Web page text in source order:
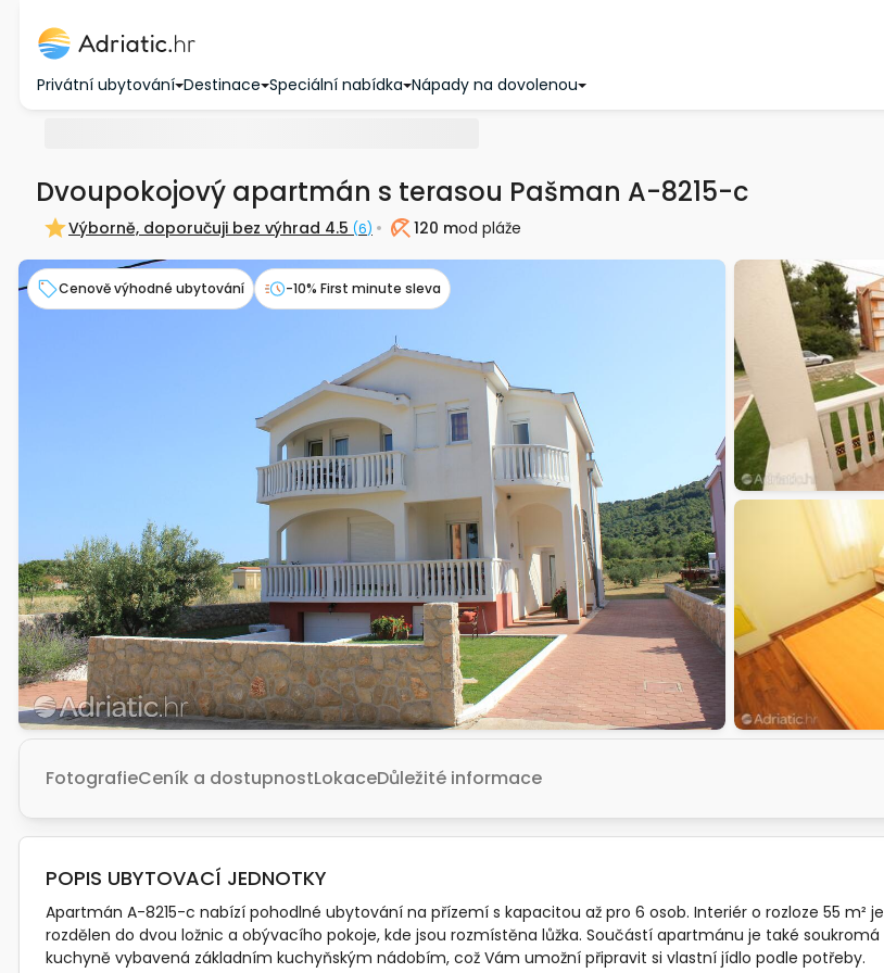
Privátní ubytování Destinace Speciální nabídka Nápady na dovolenou
Dvoupokojový apartmán s terasou Pašman A-8215-c
Výborně, doporučuji bez výhrad 4.5 (6) Pláž120 mod pláže
Cenově výhodné ubytování -10% First minute sleva
FotografieCeník a dostupnostLokaceDůležité informace
POPIS UBYTOVACÍ JEDNOTKY
Apartmán A-8215-c nabízí pohodlné ubytování na přízemí s kapacitou až pro 6 osob. Interiér o rozloze 55 m² je
rozdělen do dvou ložnic a obývacího pokoje, kde jsou rozmístěna lůžka. Součástí apartmánu je také soukromá
kuchyně vybavená základním kuchyňským nádobím, což Vám umožní připravit si vlastní jídlo podle potřeby.